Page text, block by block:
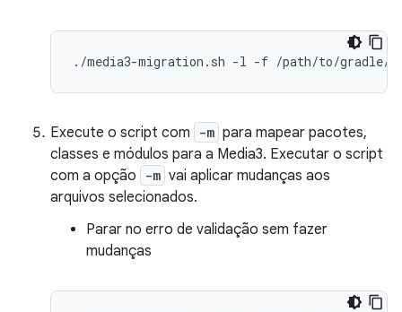
./media3-migration.sh -l -f
Execute o script com -m para mapear pacotes,
classes e módulos para a Media3. Executar o script
com a opção
-m vai aplicar mudanças aos
arquivos selecionados.
Parar no erro de validação sem fazer
mudanças